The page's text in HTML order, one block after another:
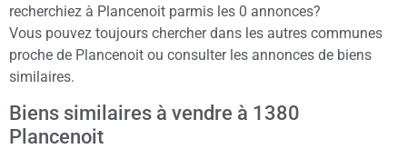
recherchiez à Plancenoit parmis les 0 annonces?
Vous pouvez toujours chercher dans les autres communes
proche de Plancenoit ou consulter les annonces de biens
similaires.
Biens similaires à vendre à 1380
Plancenoit